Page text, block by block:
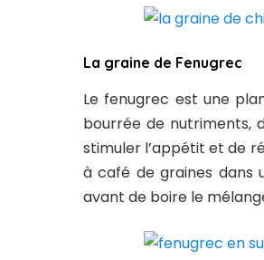
La graine de Fenugrec
Le fenugrec est une
bourrée de nutriments,
stimuler l’appétit et de
à café de graines dans
avant de boire le